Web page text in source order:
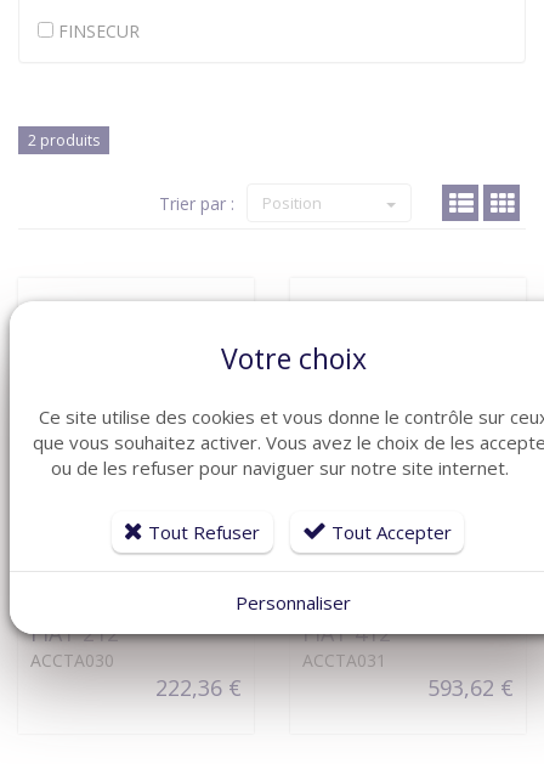
FINSECUR
2 produits
Trier par : Position
FIAT 212
ACCTA030
222,36 €
FINSECUR
FIAT 412
ACCTA031
593,62 €
Votre choix
Ce site utilise des cookies et vous donne le contrôle sur
que vous souhaitez activer. Vous avez le choix de les
ou de les refuser pour naviguer sur notre site internet.
Tout Refuser Tout Accepter
Personnaliser